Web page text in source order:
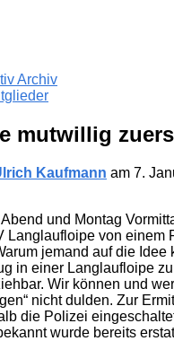
Archiv
mutwillig
Kaufmann am 7.
und Montag
Langlaufloipe von einem
jemand auf die Idee
in einer Langlaufloipe
Wir können und
nicht dulden. Zur
die Polizei
wurde bereits